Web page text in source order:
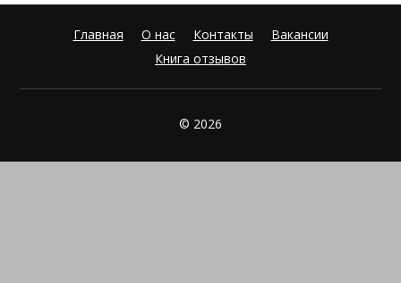
Главная О нас Контакты
Вакансии
Книга отзывов
© 2026